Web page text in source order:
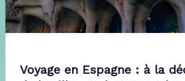
Voyage en Espagne : à la